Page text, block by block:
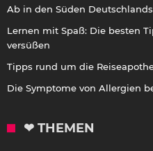
Ab in den Süden
Lernen mit Spaß: Die besten
versüßen
Tipps rund um die
Die Symptome von Allergien
❤ THEMEN